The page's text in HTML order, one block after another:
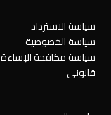
سياسة الاسترداد
سياسة الخصوصية
سياسة مكافحة الإساءة
قانوني